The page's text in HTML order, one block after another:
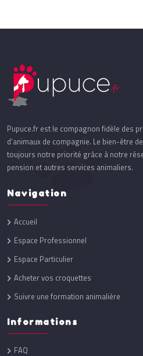
Pupuce.fr est le compagnon fidèle des
d’animaux de compagnie. Le bien-être
toujours notre priorité grâce à notre
pension et autres services animaliers.
Navigation
Accueil
Espace Professionnel
Espace Particulier
Acheter vos croquettes
Suivre une formation animalière
Informations
FAQ